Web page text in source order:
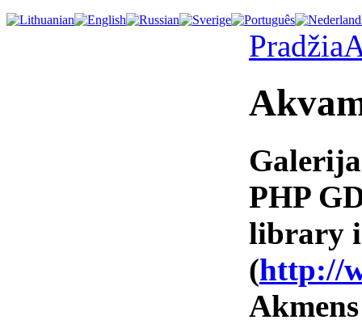
Pradžia
Galerija
PHP
library
(http://